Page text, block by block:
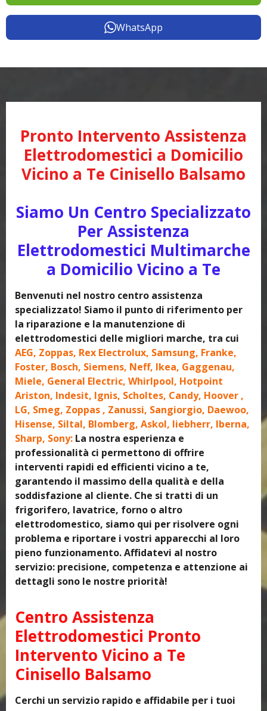
WhatsApp
Pronto Intervento Assistenza
Elettrodomestici a Domicilio
Vicino a Te Cinisello Balsamo
Siamo Un Centro Specializzato
Per Assistenza
Elettrodomestici Multimarche
a Domicilio Vicino a Te
Benvenuti nel nostro centro assistenza
specializzato! Siamo il punto di riferimento per
la riparazione e la manutenzione di
elettrodomestici delle migliori marche, tra cui
AEG, Zoppas, Rex Electrolux, Samsung, Franke,
Foster, Bosch, Siemens, Neff, Ikea, Gaggenau,
Miele, General Electric, Whirlpool, Hotpoint
Ariston, Indesit, Ignis, Scholtes, Candy, Hoover ,
LG, Smeg, Zoppas , Zanussi, Sangiorgio, Daewoo,
Hisense, Siltal, Blomberg, Askol, liebherr, Iberna,
Sharp, Sony: La nostra esperienza e
professionalità ci permettono di offrire
interventi rapidi ed efficienti vicino a te,
garantendo il massimo della qualità e della
soddisfazione al cliente. Che si tratti di un
frigorifero, lavatrice, forno o altro
elettrodomestico, siamo qui per risolvere ogni
problema e riportare i vostri apparecchi al loro
pieno funzionamento. Affidatevi al nostro
servizio: precisione, competenza e attenzione ai
dettagli sono le nostre priorità!
Centro Assistenza
Elettrodomestici Pronto
Intervento Vicino a Te
Cinisello Balsamo
Cerchi un servizio rapido e affidabile per i tuoi